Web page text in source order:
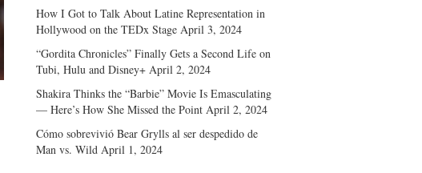
How I Got to Talk About Latine Representation in
Hollywood on the TEDx Stage April 3, 2024
“Gordita Chronicles” Finally Gets a Second Life on
Tubi, Hulu and Disney+ April 2, 2024
Shakira Thinks the “Barbie” Movie Is Emasculating
— Here’s How She Missed the Point April 2, 2024
Cómo sobrevivió Bear Grylls al ser despedido de
Man vs. Wild April 1, 2024